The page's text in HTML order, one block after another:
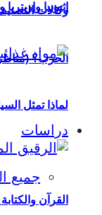
إثيوبيا
الحرب؟
دراسات
جميع
وكالات
لماذا تمثل
القرآن